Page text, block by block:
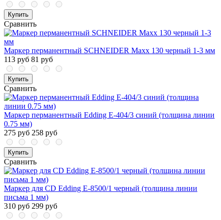
Купить
Сравнить
Маркер перманентный SCHNEIDER Maxx 130 черный 1-3 мм
113 руб 81 руб
Купить
Сравнить
Маркер перманентный Edding E-404/3 синий (толщина линии
0.75 мм)
275 руб 258 руб
Купить
Сравнить
Маркер для CD Edding E-8500/1 черный (толщина линии
письма 1 мм)
310 руб 299 руб